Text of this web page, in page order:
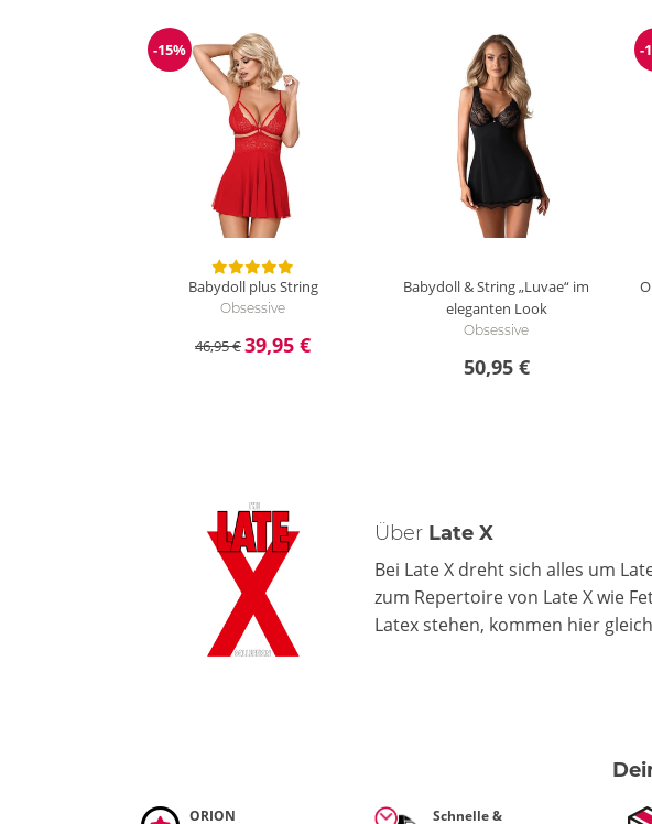
Reduzierung
-15%
Babydoll plus String
Obsessive
46,95 €39,95 €
Babydoll & String „Luvae“ im
eleganten Look
Obsessive
50,95 €
-
Über Late X
Bei Late X dreht sich alles um
zum Repertoire von Late X wie
Latex stehen, kommen hier
ORION Schnelle &